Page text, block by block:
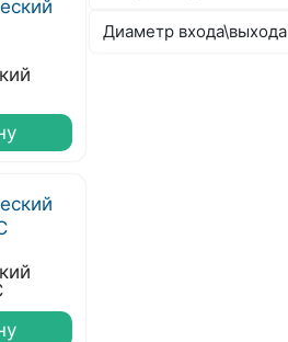
Диаметр входа\выхода